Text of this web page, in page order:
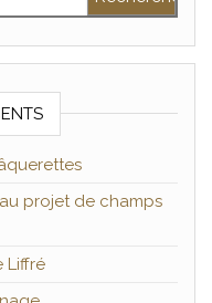
projet de champs
Liffré